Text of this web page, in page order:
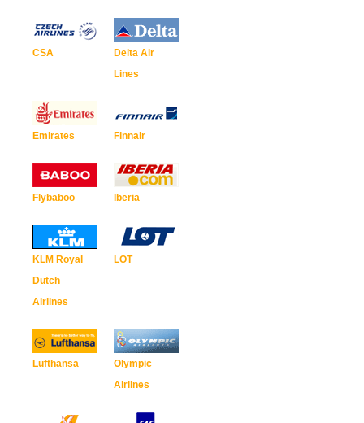
CSA
Delta Air
Lines
Emirates Finnair
Flybaboo Iberia
KLM Royal
Dutch
Airlines
LOT
Lufthansa
Olympic
Airlines